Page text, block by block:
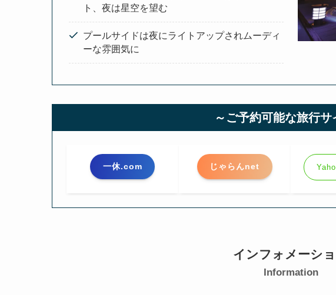
ト、夜は星空を望む
プールサイドは夜にライトアップされムーディ
ーな雰囲気に
～ご予約可能な旅行サ
一休.com じゃらんnet
インフォメーシ
Information